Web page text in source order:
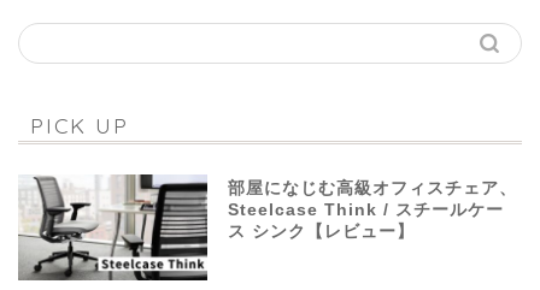
PICK UP
部屋になじむ高級オフィスチェア、
Steelcase Think / スチールケー
ス シンク【レビュー】